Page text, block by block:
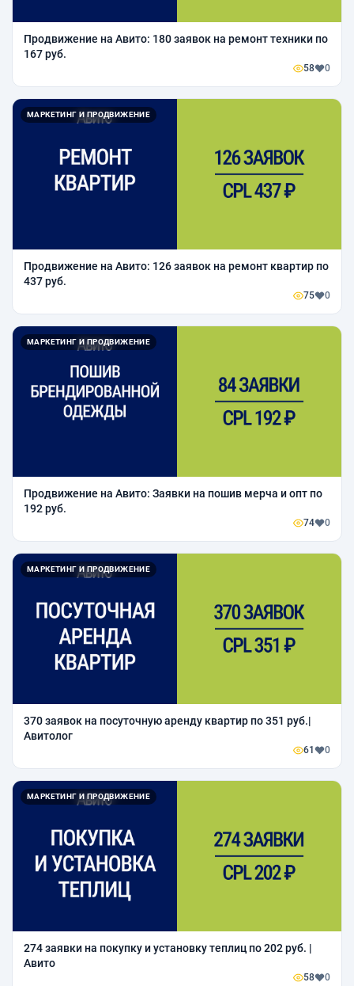
Продвижение на Авито: 180 заявок на ремонт техники по
167 руб.
58 0
МАРКЕТИНГ И ПРОДВИЖЕНИЕ
Продвижение на Авито: 126 заявок на ремонт квартир по
437 руб.
75 0
МАРКЕТИНГ И ПРОДВИЖЕНИЕ
Продвижение на Авито: Заявки на пошив мерча и опт по
192 руб.
74 0
МАРКЕТИНГ И ПРОДВИЖЕНИЕ
370 заявок на посуточную аренду квартир по 351 руб.|
Авитолог
61 0
МАРКЕТИНГ И ПРОДВИЖЕНИЕ
274 заявки на покупку и установку теплиц по 202 руб. |
Авито
58 0